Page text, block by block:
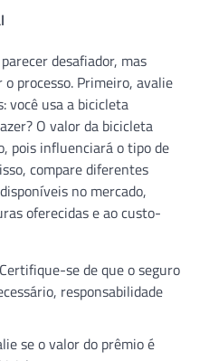
desafiador, mas
processo. Primeiro, avalie
você usa a bicicleta
O valor da bicicleta
pois influenciará o tipo de
compare diferentes
disponíveis no mercado,
oferecidas e ao custo-
Certifique-se de que o seguro
responsabilidade
se o valor do prêmio é